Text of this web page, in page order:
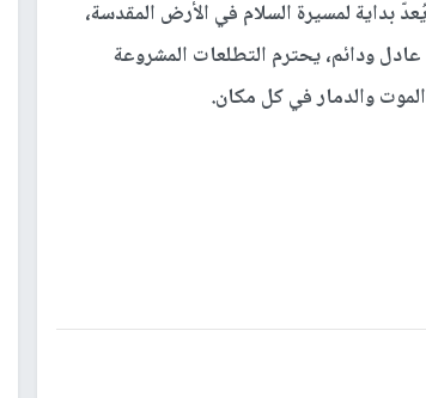
بداية لمسيرة السلام في الأرض المقدسة،
ودائم، يحترم التطلعات المشروعة
والدمار في كل مكان.